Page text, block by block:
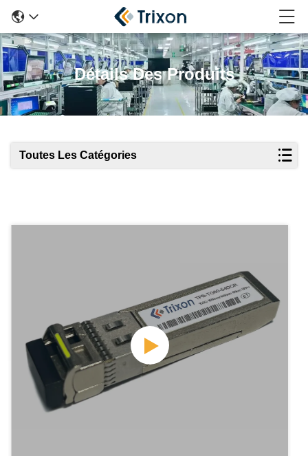
Détails Des Produits
Toutes Les Catégories